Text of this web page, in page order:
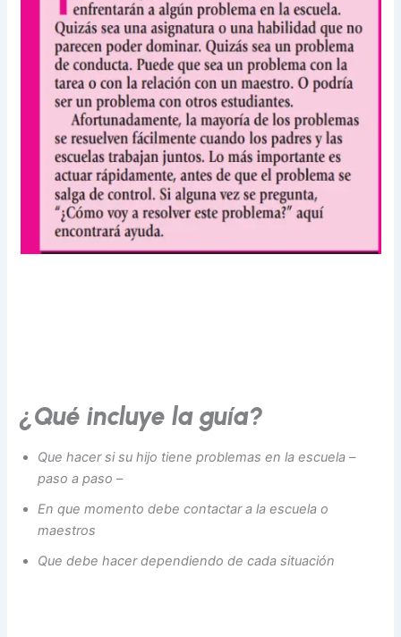
¿Qué incluye la guía?
Que hacer si su hijo tiene problemas en la escuela –
paso a paso –
En que momento debe contactar a la escuela o
maestros
Que debe hacer dependiendo de cada situación